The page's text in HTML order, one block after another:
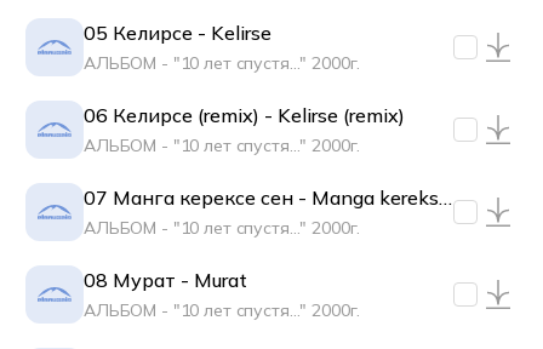
05 Келирсе - Kelirse
АЛЬБОМ - "10 лет спустя..." 2000г.
06 Келирсе (remix) - Kelirse (remix)
АЛЬБОМ - "10 лет спустя..." 2000г.
07 Манга керексе сен - Manga kerekse
sen
АЛЬБОМ - "10 лет спустя..." 2000г.
08 Мурат - Murat
АЛЬБОМ - "10 лет спустя..." 2000г.